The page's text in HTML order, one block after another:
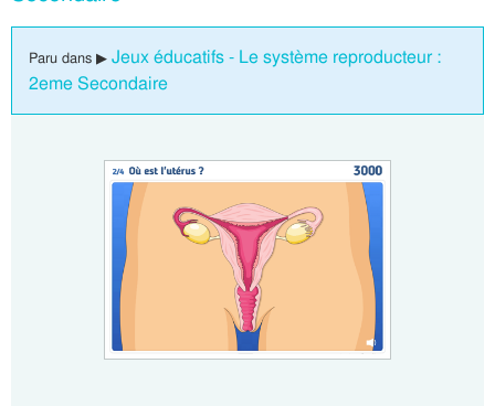
Paru dans ▶ Jeux éducatifs - Le système reproducteur :
2eme Secondaire